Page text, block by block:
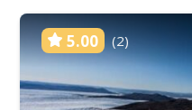
5.00 (2)